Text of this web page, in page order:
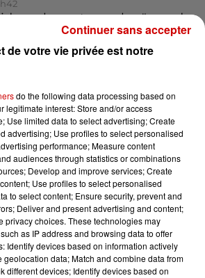
carburant pour les "grands
: le délai pour la...
: elle tente d’écraser son
conjoint et dit regretter...
: plus de 18 000
visités en juillet 2026,
de votre vie privée est notre
do the following data processing based on
legitimate interest: Store and/or access
Use limited data to select advertising; Create
advertising; Use profiles to select personalised
performance; Measure content
audiences through statistics or combinations
Develop and improve services; Create
Use profiles to select personalised
to select content; Ensure security, prevent and
Deliver and present advertising and content;
privacy choices. These technologies may
as IP address and browsing data to offer
Identify devices based on information actively
geolocation data; Match and combine data from
different devices; Identify devices based on
Continuer sans accepter